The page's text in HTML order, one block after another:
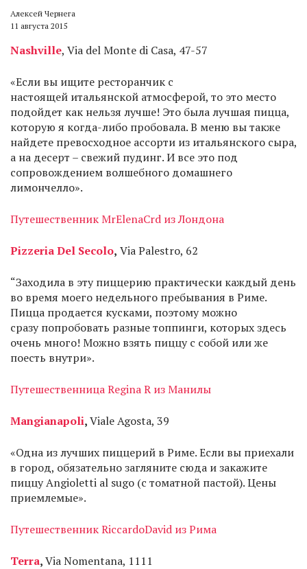
Алексей Чернега
11 августа 2015
Nashville, Via del Monte di Casa, 47-57
«Если вы ищите ресторанчик с
настоящей итальянской атмосферой, то это место
подойдет как нельзя лучше! Это была лучшая пицца,
которую я когда-либо пробовала. В меню вы также
найдете превосходное ассорти из итальянского сыра,
а на десерт – свежий пудинг. И все это под
сопровождением волшебного домашнего
лимончелло».
Путешественник MrElenaCrd из Лондона
Pizzeria Del Secolo, Via Palestro, 62
“Заходила в эту пиццерию практически каждый день
во время моего недельного пребывания в Риме.
Пицца продается кусками, поэтому можно
сразу попробовать разные топпинги, которых здесь
очень много! Можно взять пиццу с собой или же
поесть внутри».
Путешественница Regina R из Манилы
Mangianapoli,Viale Agosta, 39
«Одна из лучших пиццерий в Риме. Если вы приехали
в город, обязательно загляните сюда и закажите
пиццу Angioletti al sugo (с томатной пастой). Цены
приемлемые».
Путешественник RiccardoDavid из Рима
Terra,Via Nomentana, 1111